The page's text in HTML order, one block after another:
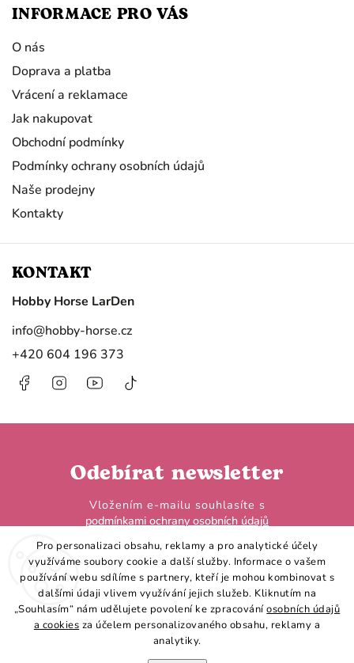
Pro personalizaci obsahu, reklamy a pro analytické účely
využíváme soubory cookie a další služby. Informace o vašem
používání webu sdílíme s partnery, kteří je mohou kombinovat s
dalšími údaji vlivem využívání jejich služeb. Kliknutím na
„Souhlasím“ nám udělujete povolení ke zpracováníosobních údajů
a cookies za účelem personalizovaného obsahu, reklamy a
analytiky.
Odebírat newsletter
Vložením e-mailu souhlasíte s
podmínkami ochrany osobních údajů
Přihlásit se
INFORMACE PRO VÁS
O nás
Doprava a platba
Vrácení a reklamace
Jak nakupovat
Obchodní podmínky
Podmínky ochrany osobních údajů
Naše prodejny
Kontakty
KONTAKT
Hobby Horse LarDen
info@hobby-horse.cz
+420 604 196 373
FacebookInstagramhttps://www.youtube.com/